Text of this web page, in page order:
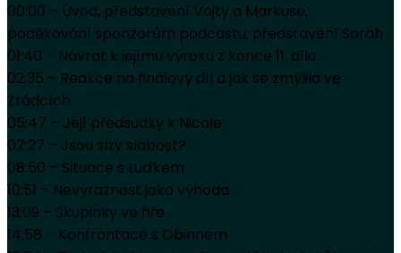
00:00 – Úvod, představení Vojty a Markuse,
poděkování sponzorům podcastu, představení Sarah
01:40 – Návrat k jejímu výroku z konce 11. dílu
02:35 – Reakce na finálový díl a jak se zmýlila ve
Zrádcích
05:47 – Její předsudky k Nicole
07:27 – Jsou slzy slabost?
08:50 – Situace s Luďkem
10:51 – Nevýraznost jako výhoda
13:09 – Skupinky ve hře
14:58 – Konfrontace s Obinnem